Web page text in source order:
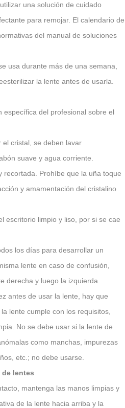
una solución de cuidado
para remojar. El calendario de
del manual de soluciones
usa durante más de una semana,
la lente antes de usarla.
específica del profesional sobre el
cristal, se deben lavar
suave y agua corriente.
recortada. Prohíbe que la uña toque
y amamentación del cristalino
escritorio limpio y liso, por si se cae
los días para desarrollar un
lente en caso de confusión,
derecha y luego la izquierda.
antes de usar la lente, hay que
lente cumple con los requisitos,
No se debe usar si la lente de
como manchas, impurezas
etc.; no debe usarse.
de lentes
mantenga las manos limpias y
de la lente hacia arriba y la